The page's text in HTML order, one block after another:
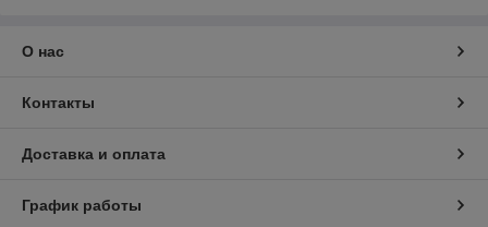
О нас
Контакты
Доставка и оплата
График работы